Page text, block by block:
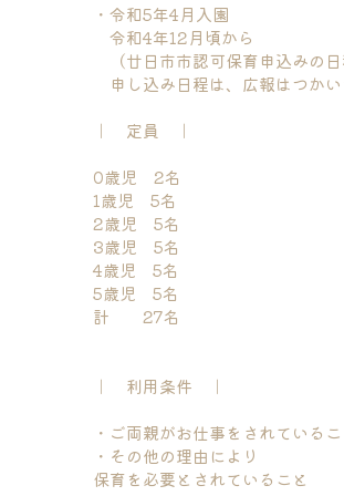
・令和5年4月入園
令和4年12月頃から
（廿日市市認可保育申込みの日
申し込み日程は、広報はつかい
｜　定員　｜
0歳児　2名
1歳児　5名
2歳児　5名
3歳児　5名
4歳児　5名
5歳児　5名
計　　27名
｜　利用条件　｜
・ご両親がお仕事をされているこ
・その他の理由により
保育を必要とされていること